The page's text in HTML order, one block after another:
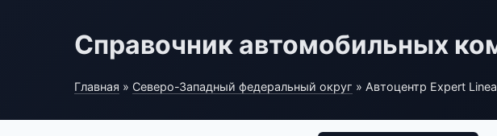
Справочник автомобильных
Главная » Северо-Западный федеральный округ » Автоцентр Expert Linea